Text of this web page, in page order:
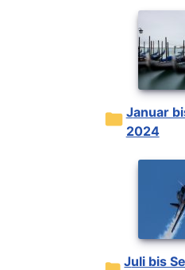
Januar bis März
2024
Juli bis September